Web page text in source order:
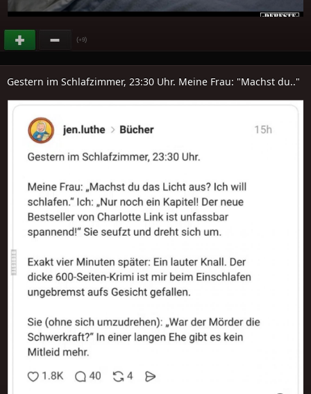
(+9)
Gestern im Schlafzimmer, 23:30 Uhr. Meine Frau: "Machst du.."